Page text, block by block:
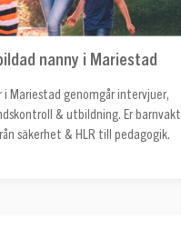
nanny i Mariestad
i Mariestad genomgår intervjuer,
& utbildning. Er barnvakt
säkerhet & HLR till pedagogik.